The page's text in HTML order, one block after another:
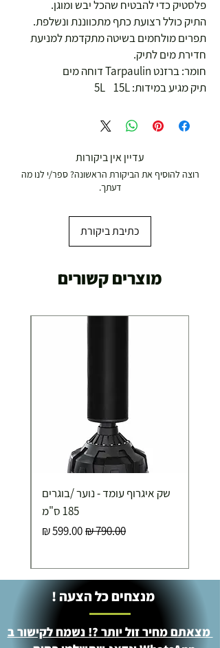
פלסטיק כדי להבטיח שהכל יבש ומוגן.
התיק כולל רצועת כתף מתכווננת ונשלפת.
תפרים מולחמים בשיטה מתקדמת למניעת
חדירת מים לתיק.
חומר: ברזנט Tarpaulin דוחה מים
תיק מגיע במידות: 5L 15L
עדיין אין ביקורות
רוצה להוסיף את הביקורת הראשונה? ספר/י לנו מה
דעתך.
כתיבת ביקורת
מוצרים קשורים
שק איגרוף עומד - נוער /בוגרים
185 ס"מ
מחיר רגילמחיר מבצע
מנצחים כל הצעה !
מצאתם מחיר זול יותר ?! נשמח לקישור ב